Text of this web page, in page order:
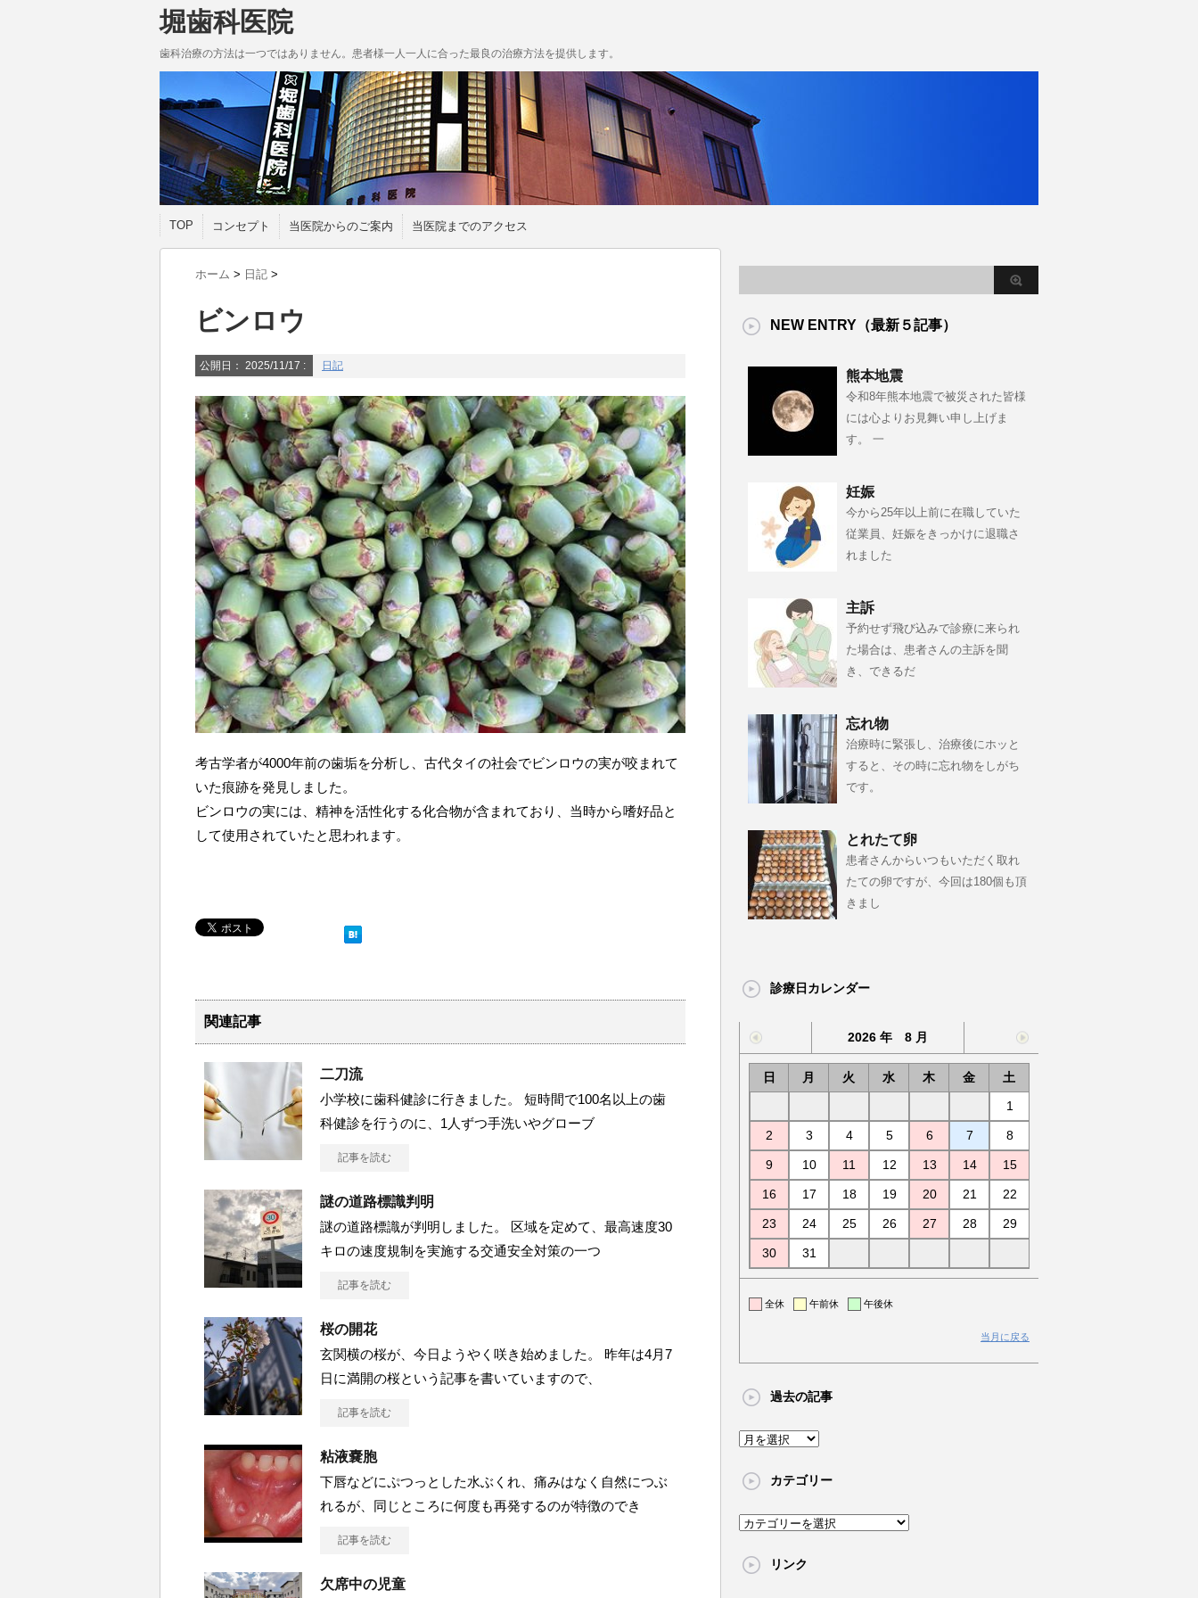
堀歯科医院
歯科治療の方法は一つではありません。患者様一人一人に合った最良の治療方法を提供します。
TOP コンセプト 当医院からのご案内 当医院までのアクセス
ホーム > 日記 >
ビンロウ
公開日： 2025/11/17 : 日記
考古学者が4000年前の歯垢を分析し、古代タイの社会でビンロウの実が咬まれて
いた痕跡を発見しました。
ビンロウの実には、精神を活性化する化合物が含まれており、当時から嗜好品と
して使用されていたと思われます。
関連記事
二刀流
小学校に歯科健診に行きました。 短時間で100名以上の歯
科健診を行うのに、1人ずつ手洗いやグローブ
記事を読む
謎の道路標識判明
謎の道路標識が判明しました。 区域を定めて、最高速度30
キロの速度規制を実施する交通安全対策の一つ
記事を読む
桜の開花
玄関横の桜が、今日ようやく咲き始めました。 昨年は4月7
日に満開の桜という記事を書いていますので、
記事を読む
粘液嚢胞
下唇などにぷつっとした水ぶくれ、痛みはなく自然につぶ
れるが、同じところに何度も再発するのが特徴のでき
記事を読む
欠席中の児童
NEW ENTRY（最新５記事）
熊本地震
令和8年熊本地震で被災された皆様
には心よりお見舞い申し上げま
す。 一
妊娠
今から25年以上前に在職していた
従業員、妊娠をきっかけに退職さ
れました
主訴
予約せず飛び込みで診療に来られ
た場合は、患者さんの主訴を聞
き、できるだ
忘れ物
治療時に緊張し、治療後にホッと
すると、その時に忘れ物をしがち
です。
とれたて卵
患者さんからいつもいただく取れ
たての卵ですが、今回は180個も頂
きまし
診療日カレンダー
2026 年 8 月
日 月 火 水 木 金
土
1
2 3 4 5 6 7 8
9 10 11 12 13 14 15
16 17 18 19 20 21 22
23 24 25 26 27 28 29
30 31
全休 午前休 午後休
当月に戻る
過去の記事
過
の
事
カテゴリー
カ
ゴ
リンク